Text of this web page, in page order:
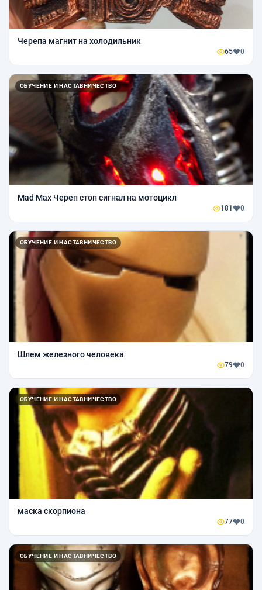
Черепа магнит на холодильник
65 0
ОБУЧЕНИЕ И НАСТАВНИЧЕСТВО
Mad Max Череп стоп сигнал на мотоцикл
181 0
ОБУЧЕНИЕ И НАСТАВНИЧЕСТВО
Шлем железного человека
79 0
ОБУЧЕНИЕ И НАСТАВНИЧЕСТВО
маска скорпиона
77 0
ОБУЧЕНИЕ И НАСТАВНИЧЕСТВО